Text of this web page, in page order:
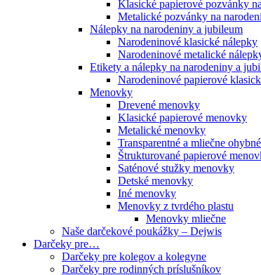
Klasické papierové pozvánky
Metalické pozvánky na
Nálepky na narodeniny a jubileum
Narodeninové klasické nálepky
Narodeninové metalické
Etikety a nálepky na narodeniny a
Narodeninové papierové
Menovky
Drevené menovky
Klasické papierové menovky
Metalické menovky
Transparentné a mliečne
Štrukturované papierové
Saténové stužky menovky
Detské menovky
Iné menovky
Menovky z tvrdého plastu
Menovky mliečne
Naše darčekové poukážky – Dejwis
Darčeky pre…
Darčeky pre kolegov a kolegyne
Darčeky pre rodinných príslušníkov